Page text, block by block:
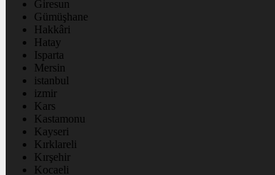
Giresun
Gümüşhane
Hakkâri
Hatay
Isparta
Mersin
istanbul
izmir
Kars
Kastamonu
Kayseri
Kırklareli
Kırşehir
Kocaeli